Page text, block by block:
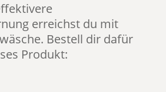
erreichst du mit
Bestell dir dafür
Produkt: